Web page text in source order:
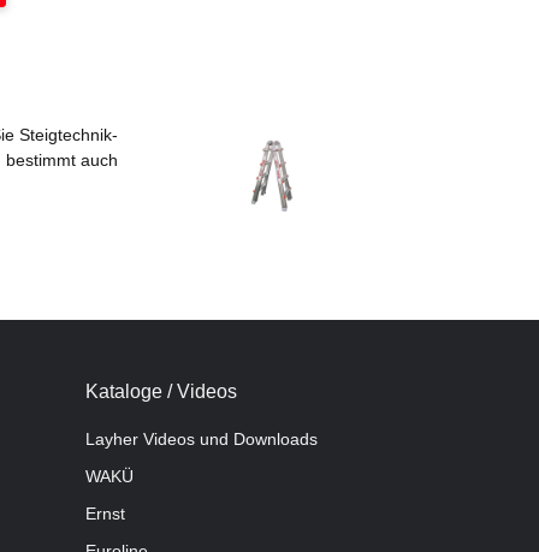
Steigtechnik-
auch
Nutzen Sie dazu doch gern unser
Übrigens werden unsere Topseller immer frei
Kataloge / Videos
Layher Videos und Downloads
WAKÜ
Ernst